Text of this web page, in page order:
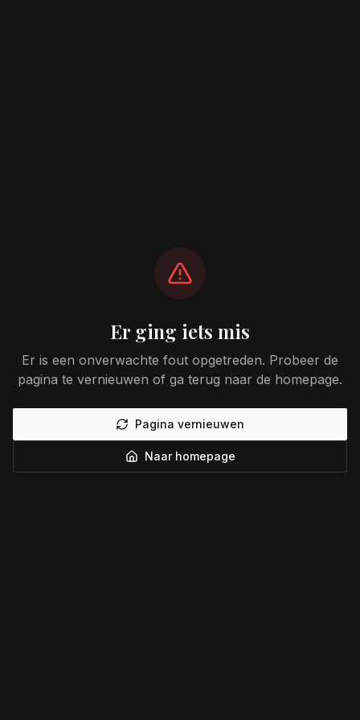
Er ging iets mis
Er is een onverwachte fout opgetreden. Probeer de
pagina te vernieuwen of ga terug naar de homepage.
Pagina vernieuwen
Naar homepage